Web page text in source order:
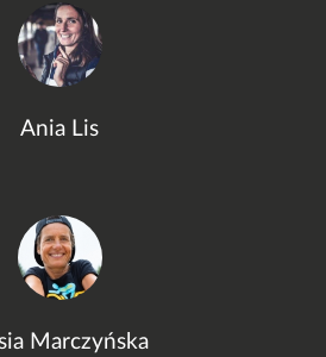
Ania Lis
Marczyńska